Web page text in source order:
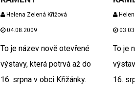
Helena Zelená Křížová
04.08.2009
To je název nově otevřené
výstavy, která potrvá až do
16. srpna v obci Křižánky.
To je
16.